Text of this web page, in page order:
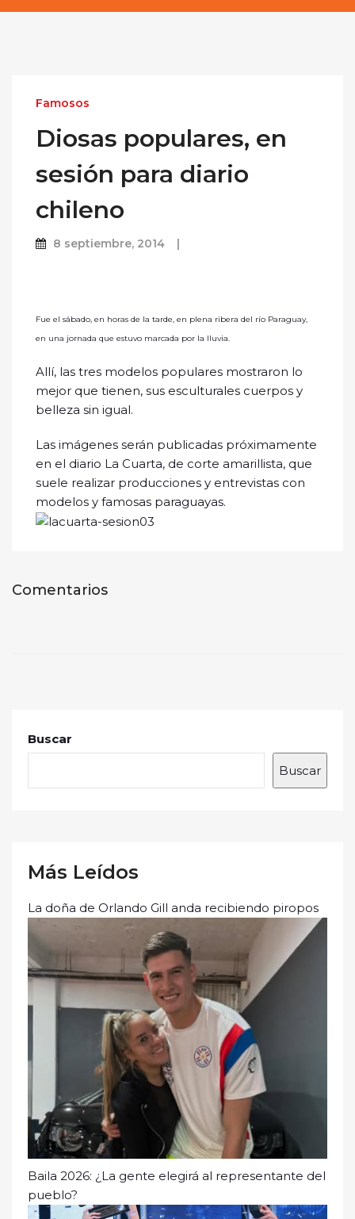
Famosos
Diosas populares, en
sesión para diario
chileno
8 septiembre, 2014
Fue el sábado, en horas de la tarde, en plena ribera del río Paraguay,
en una jornada que estuvo marcada por la lluvia.
Allí, las tres modelos populares mostraron lo
mejor que tienen, sus esculturales cuerpos y
belleza sin igual.
Las imágenes serán publicadas próximamente
en el diario La Cuarta, de corte amarillista, que
suele realizar producciones y entrevistas con
modelos y famosas paraguayas.
Comentarios
Buscar
Buscar
Más Leídos
La doña de Orlando Gill anda recibiendo piropos
Baila 2026: ¿La gente elegirá al representante del
pueblo?